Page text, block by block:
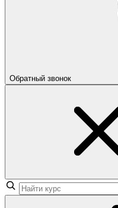
Обратный звонок